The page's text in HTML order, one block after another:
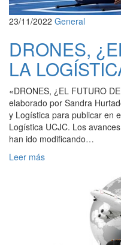
23/11/2022 General
DRONES,
LA
«DRONES, ¿EL FUTURO
elaborado por Sandra
y Logística para publicar en
Logística UCJC. Los
han ido modificando…
Leer más